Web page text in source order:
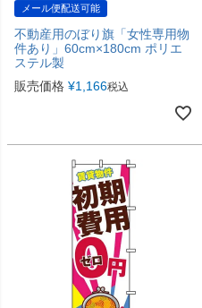
メール便配送可能
不動産用のぼり旗「女性専用物
件あり」60cm×180cm ポリエ
ステル製
販売価格 ¥1,166税込